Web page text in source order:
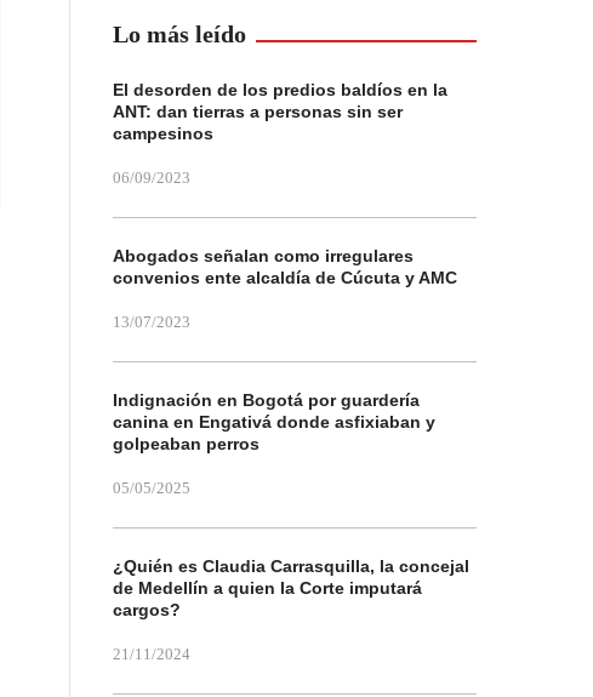
Lo más leído
El desorden de los predios baldíos en la
ANT: dan tierras a personas sin ser
campesinos
06/09/2023
Abogados señalan como irregulares
convenios ente alcaldía de Cúcuta y AMC
13/07/2023
Indignación en Bogotá por guardería
canina en Engativá donde asfixiaban y
golpeaban perros
05/05/2025
¿Quién es Claudia Carrasquilla, la concejal
de Medellín a quien la Corte imputará
cargos?
21/11/2024